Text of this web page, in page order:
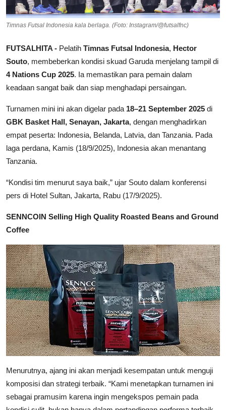
Timnas Futsal Indonesia kala berlaga. (Foto: Instagram/@futsalfnc)
FUTSALHITA - Pelatih Timnas Futsal Indonesia, Hector
Souto, membeberkan kondisi skuad Garuda menjelang tampil di
4 Nations Cup 2025. Ia memastikan para pemain dalam
keadaan sangat baik dan siap menghadapi persaingan.
Turnamen mini ini akan digelar pada 18–21 September 2025 di
GBK Basket Hall, Senayan, Jakarta, dengan menghadirkan
empat peserta: Indonesia, Belanda, Latvia, dan Tanzania. Pada
laga perdana, Kamis (18/9/2025), Indonesia akan menantang
Tanzania.
“Kondisi tim menurut saya baik,” ujar Souto dalam konferensi
pers di Hotel Sultan, Jakarta, Rabu (17/9/2025).
SENNCOIN Selling High Quality Roasted Beans and Ground
Coffee
Menurutnya, ajang ini akan menjadi kesempatan untuk menguji
komposisi dan strategi terbaik. “Kami menetapkan turnamen ini
sebagai pramusim karena ingin mengekspos pemain pada